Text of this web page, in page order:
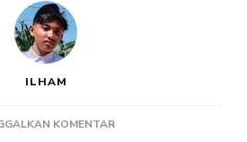
ILHAM
KOMENTARPADA